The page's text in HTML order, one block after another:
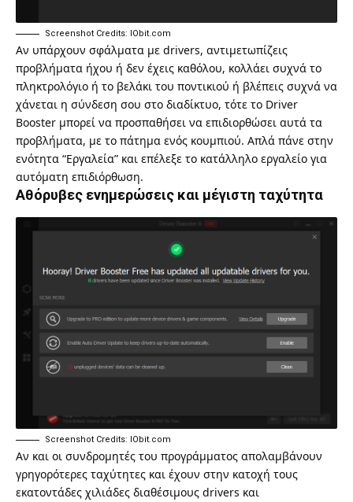
Screenshot Credits: IObit.com
Αν υπάρχουν σφάλματα με drivers, αντιμετωπίζεις
προβλήματα ήχου ή δεν έχεις καθόλου, κολλάει συχνά το
πληκτρολόγιο ή το βελάκι του ποντικιού ή βλέπεις συχνά να
χάνεται η σύνδεση σου στο διαδίκτυο, τότε το Driver
Booster μπορεί να προσπαθήσει να επιδιορθώσει αυτά τα
προβλήματα, με το πάτημα ενός κουμπιού. Απλά πάνε στην
ενότητα “Εργαλεία” και επέλεξε το κατάλληλο εργαλείο για
αυτόματη επιδιόρθωση.
Αθόρυβες ενημερώσεις και μέγιστη ταχύτητα
Screenshot Credits: IObit.com
Αν και οι συνδρομητές του προγράμματος απολαμβάνουν
γρηγορότερες ταχύτητες και έχουν στην κατοχή τους
εκατοντάδες χιλιάδες διαθέσιμους drivers και